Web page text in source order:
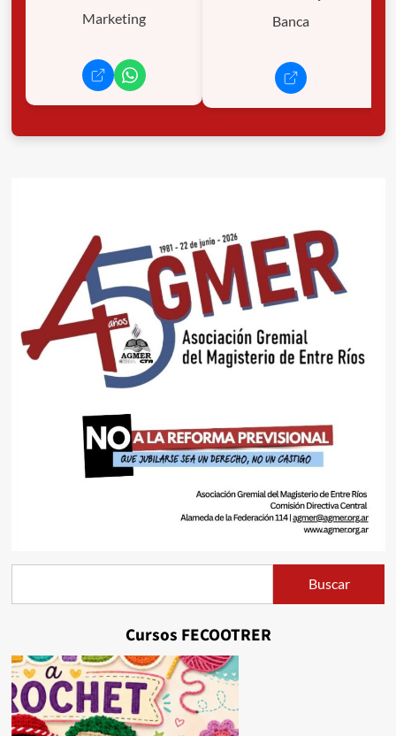
Marketing Banca
Buscar
Cursos FECOOTRER